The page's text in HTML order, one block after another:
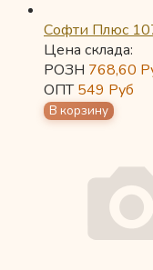
Софти Плюс
Цена склада:
РОЗН 768,60
ОПТ549 Руб